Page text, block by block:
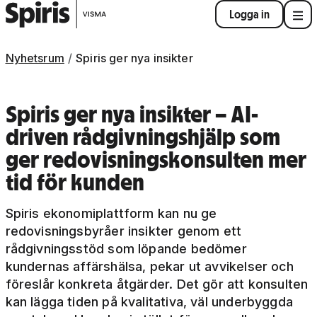
Logga in
Nyhetsrum Spiris ger nya insikter
Spiris ger nya insikter – AI-
driven rådgivningshjälp som
ger redovisningskonsulten mer
tid för kunden
Spiris ekonomiplattform kan nu ge
redovisningsbyråer insikter genom ett
rådgivningsstöd som löpande bedömer
kundernas affärshälsa, pekar ut avvikelser och
föreslår konkreta åtgärder. Det gör att konsulten
kan lägga tiden på kvalitativa, väl underbyggda